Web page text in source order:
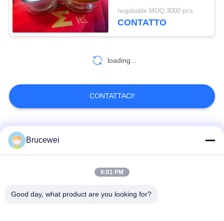
approvato dalla FDA
negotiable MOQ:3000 pcs
CONTATTO
loading...
CONTATTACI!
Categorie popolari
Scatola di imballaggio
Brucewei
8:01 PM
Good day, what product are you looking for?